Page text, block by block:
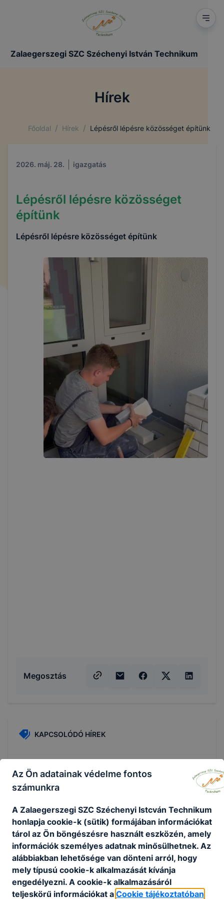
Zalaegerszegi SZC Széchenyi István Technikum
Hírek
Főoldal / Hírek / Lépésről lépésre közösséget építünk
2026. máj. 28. igazgatás
Lépésről lépésre közösséget
építünk
Lépésről lépésre közösséget építünk
Megosztás
KAPCSOLÓDÓ HÍREK
Magasépítő technikus, építsd fel a jövődet -
Az Ön adatainak védelme fontos
számunkra
A Zalaegerszegi SZC Széchenyi Istcván Technikum
honlapja cookie-k (sütik) formájában információkat
tárol az Ön böngészésre használt eszközén, amely
információk személyes adatnak minősülhetnek. Az
alábbiakban lehetősége van dönteni arról, hogy
mely típusú cookie-k alkalmazását kívánja
engedélyezni. A cookie-k alkalmazásáról
teljeskörű információkat a Cookie tájékoztatóban